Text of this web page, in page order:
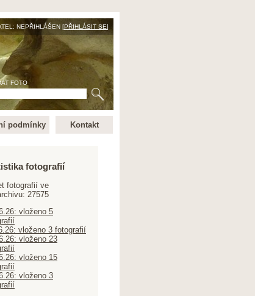
NEPŘIHLÁŠEN [PŘIHLÁSIT SE]
FOTO
podmínky Kontakt
fotografií
fotografií ve
27575
vloženo 5
vloženo 3 fotografií
vloženo 23
vloženo 15
vloženo 3